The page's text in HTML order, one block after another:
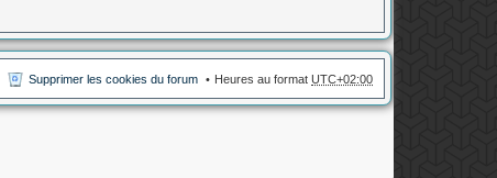
Heures au format UTC+02:00
Supprimer les cookies du forum